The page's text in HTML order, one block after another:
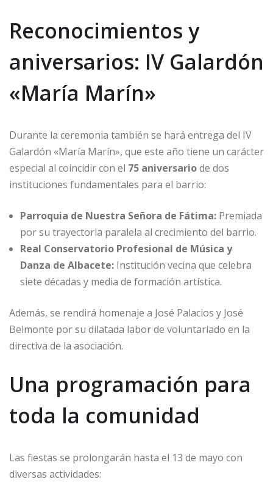
Reconocimientos y
aniversarios: IV Galardón
«María Marín»
Durante la ceremonia también se hará entrega del IV
Galardón «María Marín», que este año tiene un carácter
especial al coincidir con el 75 aniversariode dos
instituciones fundamentales para el barrio:
Parroquia de Nuestra Señora de Fátima: Premiada
por su trayectoria paralela al crecimiento del barrio.
Real Conservatorio Profesional de Música y
Danza de Albacete: Institución vecina que celebra
siete décadas y media de formación artística.
Además, se rendirá homenaje a José Palacios y José
Belmonte por su dilatada labor de voluntariado en la
directiva de la asociación.
Una programación para
toda la comunidad
Las fiestas se prolongarán hasta el 13 de mayo con
diversas actividades: